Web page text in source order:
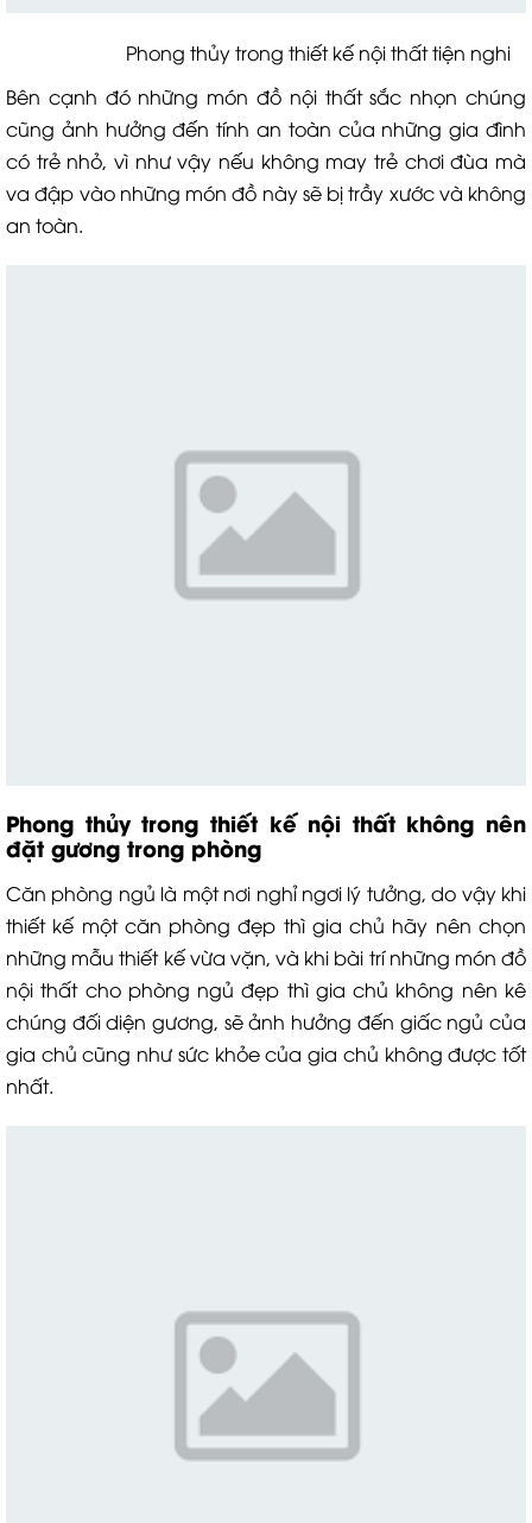
Phong thủy trong thiết kế nội thất tiện nghi
Bên cạnh đó những món đồ nội thất sắc nhọn chúng
cũng ảnh hưởng đến tính an toàn của những gia đình
có trẻ nhỏ, vì như vậy nếu không may trẻ chơi đùa mà
va đập vào những món đồ này sẽ bị trầy xước và không
an toàn.
Phong thủy trong thiết kế nội thấtkhông nên
đặt gương trong phòng
Căn phòng ngủ là một nơi nghỉ ngơi lý tưởng, do vậy khi
thiết kế một căn phòng đẹp thì gia chủ hãy nên chọn
những mẫu thiết kế vừa vặn, và khi bài trí những món đồ
nội thất cho phòng ngủ đẹp thì gia chủ không nên kê
chúng đối diện gương, sẽ ảnh hưởng đến giấc ngủ của
gia chủ cũng như sức khỏe của gia chủ không được tốt
nhất.